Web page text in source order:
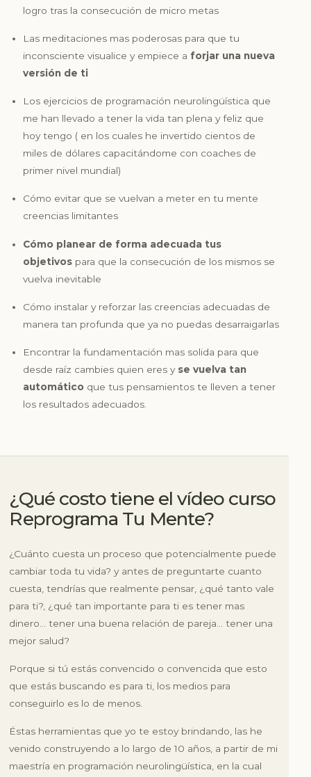
logro tras la consecución de micro metas
Las meditaciones mas poderosas para que tu
inconsciente visualice y empiece a forjar una nueva
versión de ti
Los ejercicios de programación neurolingüística que
me han llevado a tener la vida tan plena y feliz que
hoy tengo ( en los cuales he invertido cientos de
miles de dólares capacitándome con coaches de
primer nivel mundial)
Cómo evitar que se vuelvan a meter en tu mente
creencias limitantes
Cómo planear de forma adecuada tus
objetivospara que la consecución de los mismos se
vuelva inevitable
Cómo instalar y reforzar las creencias adecuadas de
manera tan profunda que ya no puedas desarraigarlas
Encontrar la fundamentación mas solida para que
desde raíz cambies quien eres yse vuelva tan
automático que tus pensamientos te lleven a tener
los resultados adecuados.
¿Qué costo tiene el vídeo curso
Reprograma Tu Mente?
¿Cuánto cuesta un proceso que potencialmente puede
cambiar toda tu vida? y antes de preguntarte cuanto
cuesta, tendrías que realmente pensar, ¿qué tanto vale
para ti?, ¿qué tan importante para ti es tener mas
dinero… tener una buena relación de pareja… tener una
mejor salud?
Porque si tú estás convencido o convencida que esto
que estás buscando es para ti, los medios para
conseguirlo es lo de menos.
Éstas herramientas que yo te estoy brindando, las he
venido construyendo a lo largo de 10 años, a partir de mi
maestría en programación neurolingüística, en la cual